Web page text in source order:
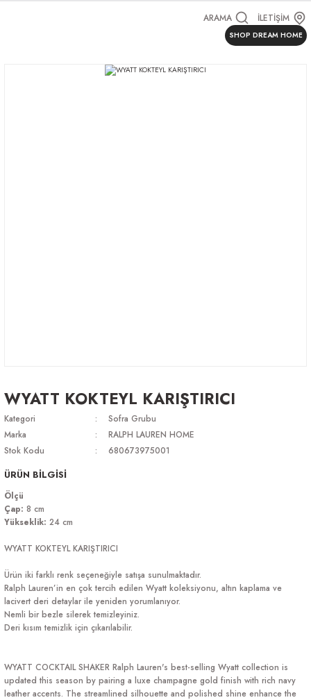
ARAMA İLETİŞİM
SHOP DREAM HOME
WYATT KOKTEYL KARIŞTIRICI
Kategori
Sofra Grubu
Marka
RALPH LAUREN HOME
Stok Kodu
680673975001
ÜRÜN BİLGİSİ
Ölçü
Çap: 8 cm
Yükseklik: 24 cm
WYATT KOKTEYL KARIŞTIRICI
Ürün iki farklı renk seçeneğiyle satışa sunulmaktadır.
Ralph Lauren’in en çok tercih edilen Wyatt koleksiyonu, altın kaplama ve
lacivert deri detaylar ile yeniden yorumlanıyor.
Nemli bir bezle silerek temizleyiniz.
Deri kısım temizlik için çıkarılabilir.
WYATT COCKTAIL SHAKER Ralph Lauren's best-selling Wyatt collection is
updated this season by pairing a luxe champagne gold finish with rich navy
leather accents. The streamlined silhouette and polished shine enhance the